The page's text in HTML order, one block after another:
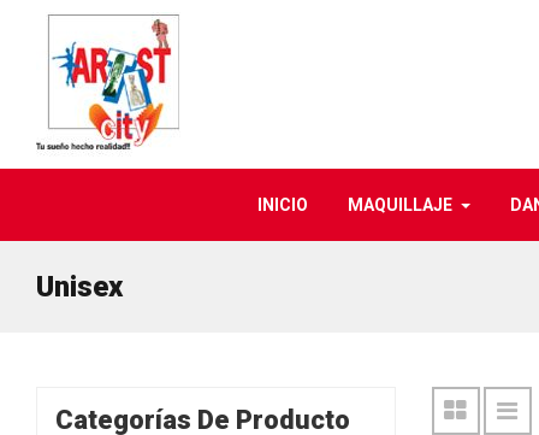
INICIO MAQUILLAJE
Unisex
Categorías De Producto